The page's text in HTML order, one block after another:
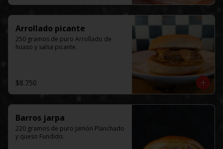
Arrollado picante
250 gramos de puro Arrollado de
huaso y salsa picante.
$8.750
Barros jarpa
220 gramos de puro Jamón Planchado
y queso Fundido.